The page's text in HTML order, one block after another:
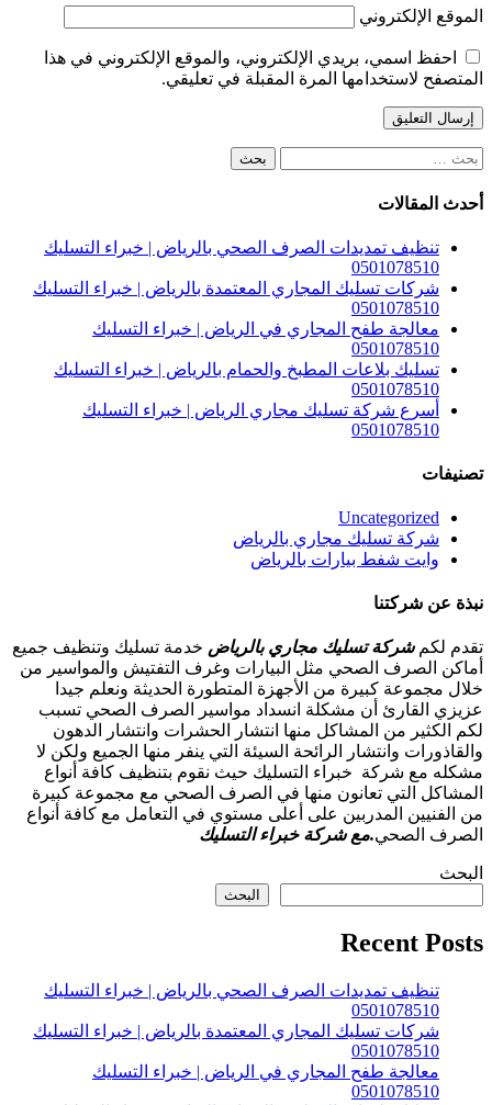
الموقع الإلكتروني
احفظ اسمي، بريدي الإلكتروني، والموقع الإلكتروني في هذا
المتصفح لاستخدامها المرة المقبلة في تعليقي.
البحث
أحدث المقالات
تنظيف تمديدات الصرف الصحي بالرياض | خبراء التسليك
0501078510
شركات تسليك المجاري المعتمدة بالرياض | خبراء التسليك
0501078510
معالجة طفح المجاري في الرياض | خبراء التسليك
0501078510
تسليك بلاعات المطبخ والحمام بالرياض | خبراء التسليك
0501078510
أسرع شركة تسليك مجاري الرياض | خبراء التسليك
0501078510
تصنيفات
Uncategorized
شركة تسليك مجاري بالرياض
وايت شفط بيارات بالرياض
نبذة عن شركتنا
تقدم لكمشركة تسليك مجاري بالرياض خدمة تسليك وتنظيف جميع
أماكن الصرف الصحي مثل البيارات وغرف التفتيش والمواسير من
خلال مجموعة كبيرة من الأجهزة المتطورة الحديثة ونعلم جيدا
عزيزي القارئ أن مشكلة انسداد مواسير الصرف الصحي تسبب
لكم الكثير من المشاكل منها انتشار الحشرات وانتشار الدهون
والقاذورات وانتشار الرائحة السيئة التي ينفر منها الجميع ولكن لا
مشكله مع شركة خبراء التسليك حيث نقوم بتنظيف كافة أنواع
المشاكل التي تعانون منها في الصرف الصحي مع مجموعة كبيرة
من الفنيين المدربين على أعلى مستوي في التعامل مع كافة أنواع
الصرف الصحي.مع شركة خبراء التسليك
البحث
البحث
Recent Posts
تنظيف تمديدات الصرف الصحي بالرياض | خبراء التسليك
0501078510
شركات تسليك المجاري المعتمدة بالرياض | خبراء التسليك
0501078510
معالجة طفح المجاري في الرياض | خبراء التسليك
0501078510